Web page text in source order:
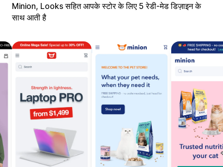
Minion, Looks सहित आपके स्टोर के लिए 5 रेडी-मेड डिज़ाइन के
साथ आती है